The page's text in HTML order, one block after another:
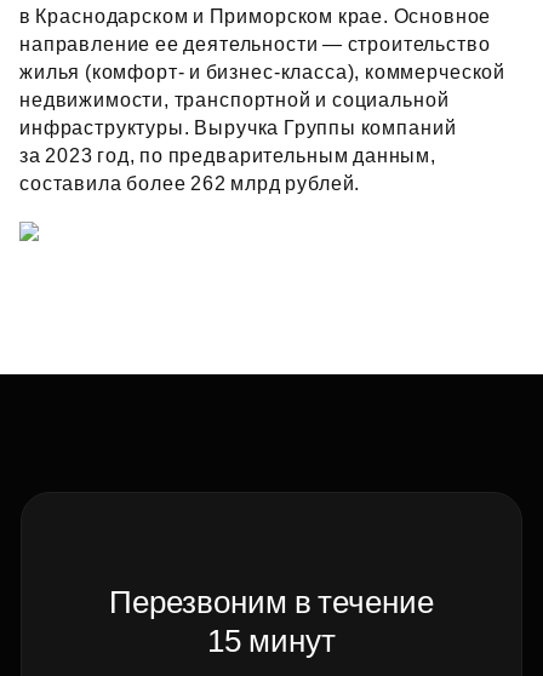
в Краснодарском и Приморском крае. Основное
направление ее деятельности — строительство
жилья (комфорт- и бизнес‑класса), коммерческой
недвижимости, транспортной и социальной
инфраструктуры. Выручка Группы компаний
за 2023 год, по предварительным данным,
составила более 262 млрд рублей.
Перезвоним в течение
15 минут